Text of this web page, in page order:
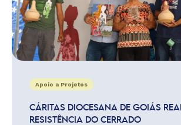
Apoio a Projetos
CÁRITAS DIOCESANA DE GOIÁS
RESISTÊNCIA DO CERRADO